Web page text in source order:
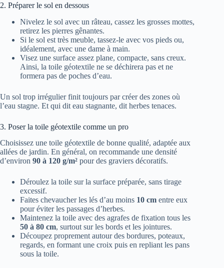
2. Préparer le sol en dessous
Nivelez le sol avec un râteau, cassez les grosses mottes,
retirez les pierres gênantes.
Si le sol est très meuble, tassez-le avec vos pieds ou,
idéalement, avec une dame à main.
Visez une surface assez plane, compacte, sans creux.
Ainsi, la toile géotextile ne se déchirera pas et ne
formera pas de poches d’eau.
Un sol trop irrégulier finit toujours par créer des zones où
l’eau stagne. Et qui dit eau stagnante, dit herbes tenaces.
3. Poser la toile géotextile comme un pro
Choisissez une toile géotextile de bonne qualité, adaptée aux
allées de jardin. En général, on recommande une densité
d’environ 90 à 120 g/m² pour des graviers décoratifs.
Déroulez la toile sur la surface préparée, sans tirage
excessif.
Faites chevaucher les lés d’au moins 10 cm entre eux
pour éviter les passages d’herbes.
Maintenez la toile avec des agrafes de fixation tous les
50 à 80 cm, surtout sur les bords et les jointures.
Découpez proprement autour des bordures, poteaux,
regards, en formant une croix puis en repliant les pans
sous la toile.